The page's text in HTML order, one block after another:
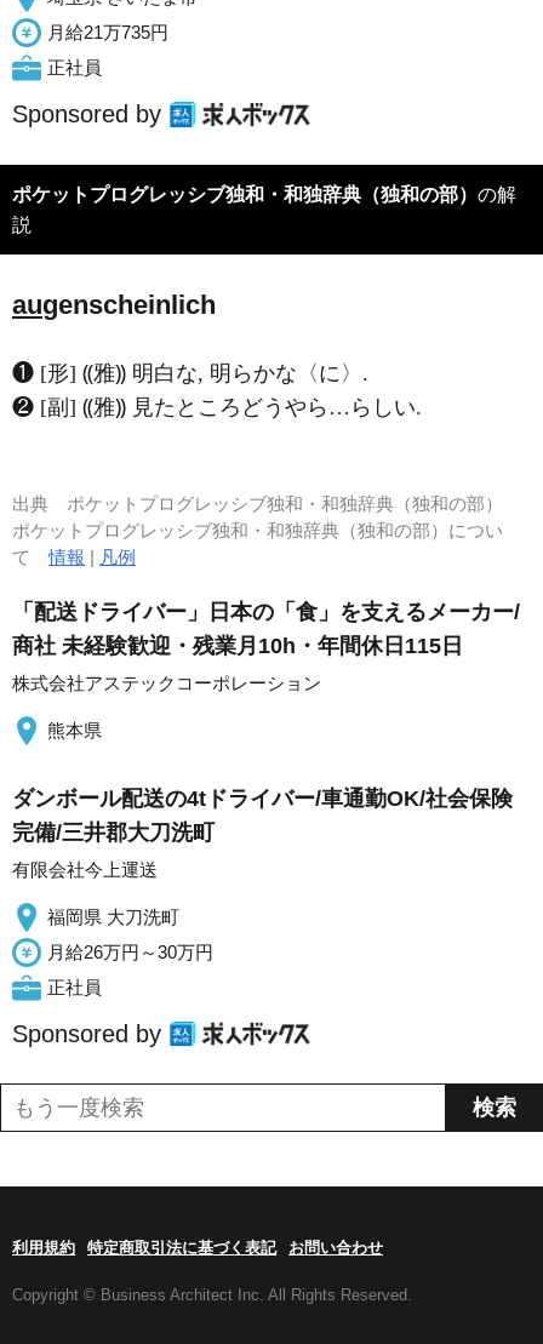
月給21万735円
正社員
Sponsored by
ポケットプログレッシブ独和・和独辞典（独和の部） の解
説
augenscheinlich
❶ [形] ⸨雅⸩ 明白な, 明らかな〈に〉.
❷ [副] ⸨雅⸩ 見たところどうやら…らしい.
出典 ポケットプログレッシブ独和・和独辞典（独和の部）
ポケットプログレッシブ独和・和独辞典（独和の部）につい
て情報 | 凡例
「配送ドライバー」日本の「食」を支えるメーカー/
商社 未経験歓迎・残業月10h・年間休日115日
株式会社アステックコーポレーション
熊本県
ダンボール配送の4tドライバー/車通勤OK/社会保険
完備/三井郡大刀洗町
有限会社今上運送
福岡県 大刀洗町
月給26万円～30万円
正社員
Sponsored by
利用規約 特定商取引法に基づく表記 お問い合わせ
Copyright © Business Architect Inc. All Rights Reserved.